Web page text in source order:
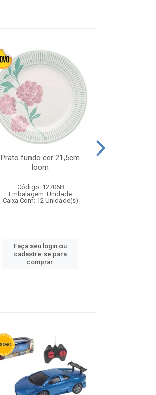
Prato fundo cer 21,5cm
loom
Código: 127068
Embalagem: Unidade
Caixa Com: 12 Unidade(s)
Faça seu login ou
cadastre-se para
comprar.